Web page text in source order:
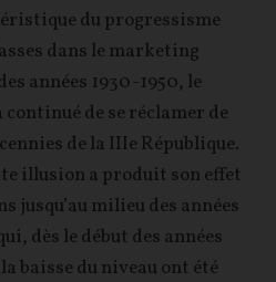
du progressisme
dans le marketing
années 1930-1950, le
de se réclamer de
de la IIIe République.
illusion a produit son effet
jusqu’au milieu des années
dès le début des années
baisse du niveau ont été